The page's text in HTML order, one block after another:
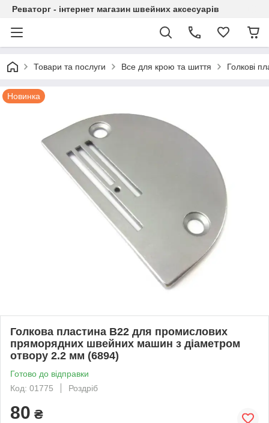
Реваторг - інтернет магазин швейних аксесуарів
Товари та послуги Все для крою та шиття Голкові
Новинка
Голкова пластина В22 для промислових
пряморядних швейних машин з діаметром
отвору 2.2 мм (6894)
Готово до відправки
Код: 01775
Роздріб
80 ₴